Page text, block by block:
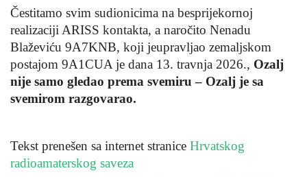
Čestitamo svim sudionicima na besprijekornoj
realizaciji ARISS kontakta, a naročito Nenadu
Blaževiću 9A7KNB, koji jeupravljao zemaljskom
postajom 9A1CUA je dana 13. travnja 2026., Ozalj
nije samo gledao prema svemiru – Ozalj je sa
svemirom razgovarao.
Tekst prenešen sa internet stranice Hrvatskog
radioamaterskog saveza